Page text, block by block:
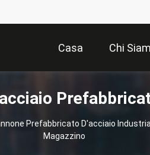
Casa Chi
Prefabbricato D'acciaio
Magazzino